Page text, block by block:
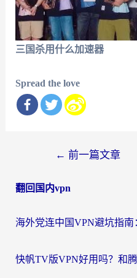
三国杀用什么加速器
Spread the love
导
← 前一篇文章
翻回国内vpn